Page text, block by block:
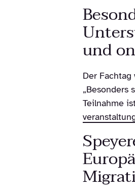
und
Der
„Besonders
Teilnahme